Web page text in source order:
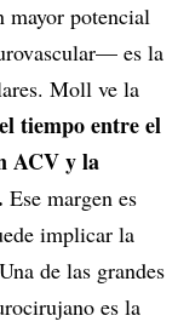
mayor potencial
es la
Moll ve la
tiempo entre el
ACV y la
Ese margen es
implicar la
de las grandes
es la